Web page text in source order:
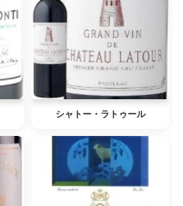
シャトー・ラトゥール